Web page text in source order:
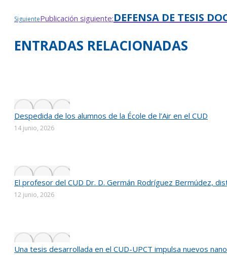
SiguientePublicación siguiente:DEFENSA DE TESIS
ENTRADAS RELACIONADAS
Despedida de los alumnos de la École de l’Air en el CUD
14 junio, 2026
El profesor del CUD Dr. D. Germán Rodríguez Bermúdez,
12 junio, 2026
Una tesis desarrollada en el CUD-UPCT impulsa nuevos